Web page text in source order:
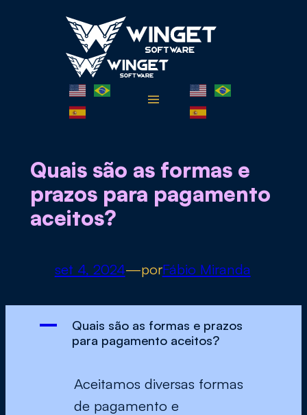
Quais são as formas e
prazos para pagamento
aceitos?
set 4, 2024—porFábio Miranda
A
Quais são as formas e prazos
para pagamento aceitos?
Aceitamos diversas formas
de pagamento e